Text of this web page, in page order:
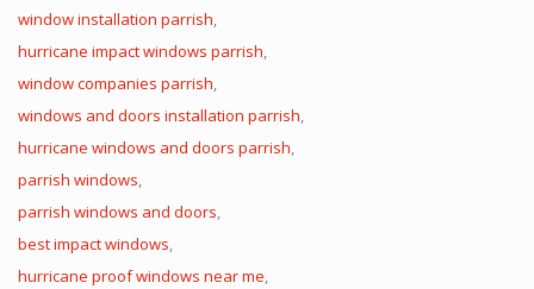
window installation parrish,
hurricane impact windows parrish,
window companies parrish,
windows and doors installation parrish,
hurricane windows and doors parrish,
parrish windows,
parrish windows and doors,
best impact windows,
hurricane proof windows near me,